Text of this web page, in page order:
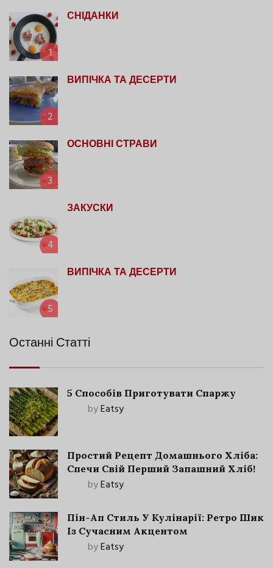
1
СНІДАНКИ
2
ВИПІЧКА ТА ДЕСЕРТИ
3
ОСНОВНІ СТРАВИ
4
ЗАКУСКИ
5
ВИПІЧКА ТА ДЕСЕРТИ
Останні Статті
5 Способів Приготувати Спаржу
byEatsy
Простий Рецепт Домашнього Хліба:
Спечи Свій Перший Запашний Хліб!
byEatsy
Пін-Ап Стиль У Кулінарії: Ретро Шик
Із Сучасним Акцентом
byEatsy